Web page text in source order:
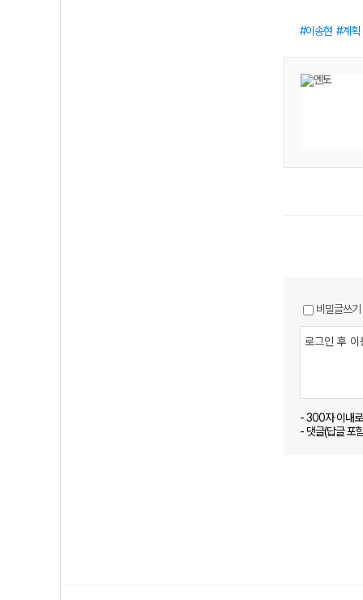
이송현 계획
비밀글쓰기
- 300자 이내
- 댓글(답글 포